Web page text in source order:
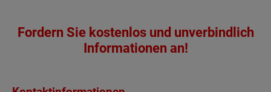
Fordern Sie kostenlos und unverbindlich
Informationen an!